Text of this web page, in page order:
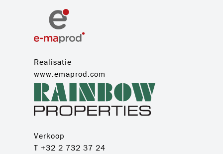
Realisatie
www.emaprod.com
Verkoop
T +32 2 732 37 24